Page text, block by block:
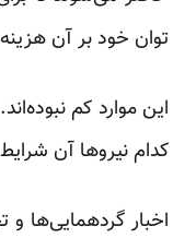
توان خود بر آن هزینه
این موارد کم
کدام نیروها آن
اخبار گردهمایی‌ها و